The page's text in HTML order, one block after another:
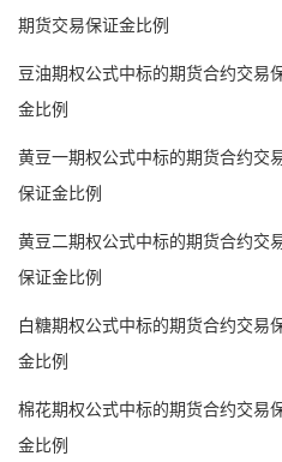
期货交易保证金比例
豆油期权公式中标的期货合约交易
金比例
黄豆一期权公式中标的期货合约交
保证金比例
黄豆二期权公式中标的期货合约交
保证金比例
白糖期权公式中标的期货合约交易
金比例
棉花期权公式中标的期货合约交易
金比例